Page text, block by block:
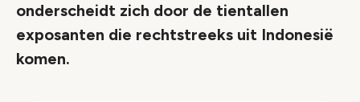
onderscheidt zich door de tientallen
exposanten die rechtstreeks uit Indonesië
komen.